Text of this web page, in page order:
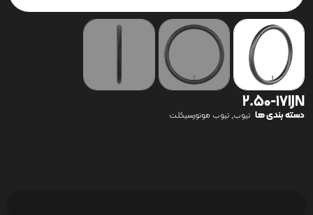
2.50-17IJN
دسته بندی ها تیوب, تیوب موتورسیکلت